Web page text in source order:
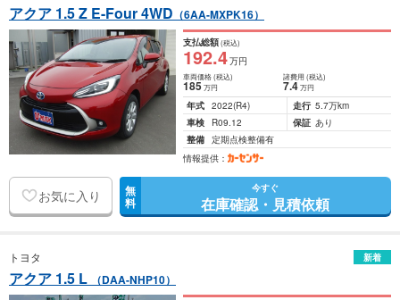
アクア 1.5 Z E-Four 4WD （6AA-MXPK16）
支払総額(税込)
192.4万円
車両価格(税込)
185万円
諸費用 (税込)
7.4 万円
年式 2022(R4) 走行 5.7万km
車検
R09.12 保証 あり
整備 定期点検整備有
情報提供：
お気に入り 無
料
今すぐ
在庫確認・見積依頼
トヨタ 新着
アクア 1.5 L （DAA-NHP10）